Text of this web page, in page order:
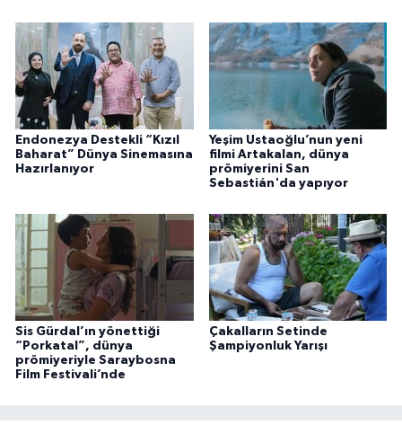
Endonezya Destekli “Kızıl
Baharat” Dünya Sinemasına
Hazırlanıyor
Yeşim Ustaoğlu’nun yeni
filmi Artakalan, dünya
prömiyerini San
Sebastián'da yapıyor
Sis Gürdal’ın yönettiği
“Porkatal”, dünya
prömiyeriyle Saraybosna
Film Festivali’nde
Çakalların Setinde
Şampiyonluk Yarışı